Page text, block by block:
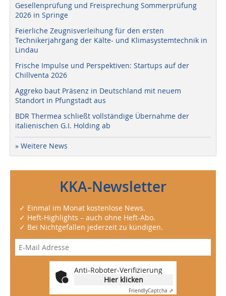
Gesellenprüfung und Freisprechung Sommerprüfung
2026 in Springe
Feierliche Zeugnisverleihung für den ersten
Technikerjahrgang der Kälte- und Klimasystemtechnik in
Lindau
Frische Impulse und Perspektiven: Startups auf der
Chillventa 2026
Aggreko baut Präsenz in Deutschland mit neuem
Standort in Pfungstadt aus
BDR Thermea schließt vollständige Übernahme der
italienischen G.I. Holding ab
» Weitere News
KKA-Newsletter
✓ Einmal im Monat kostenlose News.
✓ Heft-Highlights – auch ohne Heft-Abo.
✓ Bei Nichtgefallen jederzeit zu kündigen.
Anti-Roboter-Verifizierung
Hier klicken
FriendlyCaptcha ⇗